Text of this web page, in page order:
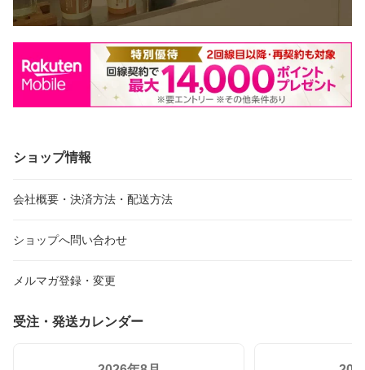
ショップ情報
会社概要・決済方法・配送方法
ショップへ問い合わせ
メルマガ登録・変更
受注・発送カレンダー